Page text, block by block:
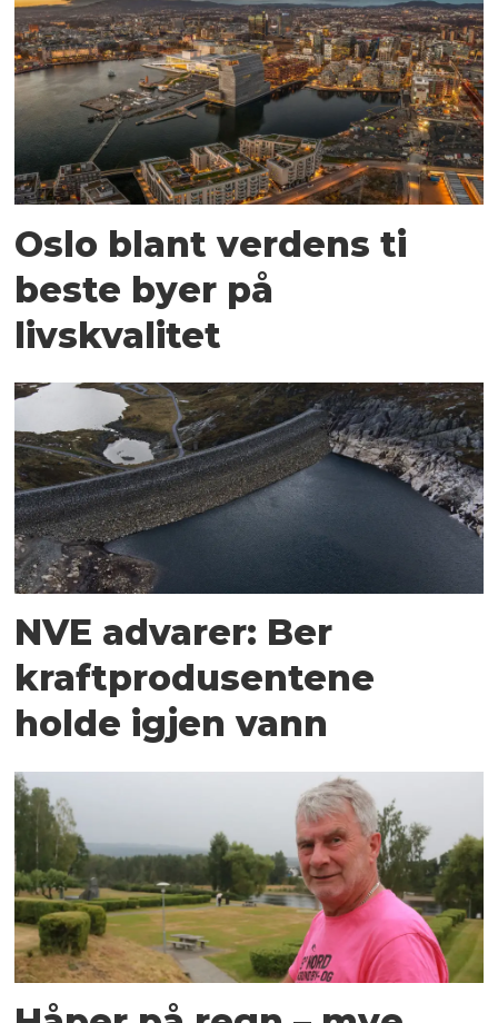
Oslo blant verdens ti
beste byer på
livskvalitet
NVE advarer: Ber
kraftprodusentene
holde igjen vann